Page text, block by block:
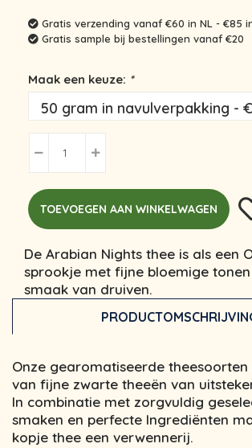
Gratis verzending vanaf €60 in NL - €85
Gratis sample bij bestellingen vanaf €20
Maak een keuze: *
TOEVOEGEN AAN WINKELWAGEN
De Arabian Nights thee is als een
sprookje met fijne bloemige
smaak van druiven.
Onze gearomatiseerde
van fijne zwarte theeën van
In combinatie met zorgvuldig
smaken en perfecte Ingrediënten
kopje thee een verwennerij.